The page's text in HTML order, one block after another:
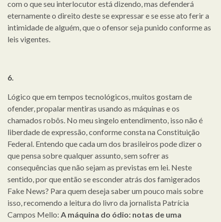
com o que seu interlocutor está dizendo, mas defenderá
eternamente o direito deste se expressar e se esse ato ferir a
intimidade de alguém, que o ofensor seja punido conforme as
leis vigentes.
6.
Lógico que em tempos tecnológicos, muitos gostam de
ofender, propalar mentiras usando as máquinas e os
chamados robôs. No meu singelo entendimento, isso não é
liberdade de expressão, conforme consta na Constituição
Federal. Entendo que cada um dos brasileiros pode dizer o
que pensa sobre qualquer assunto, sem sofrer as
consequências que não sejam as previstas em lei. Neste
sentido, por que então se esconder atrás dos famigerados
Fake News? Para quem deseja saber um pouco mais sobre
isso, recomendo a leitura do livro da jornalista Patrícia
Campos Mello: A máquina do ódio: notas de uma